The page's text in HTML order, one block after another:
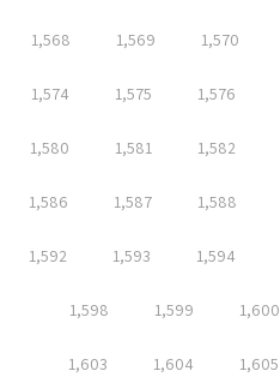
1,568 1,569 1,570
1,574 1,575 1,576
1,580 1,581 1,582
1,586 1,587 1,588
1,592 1,593 1,594
1,598 1,599 1,600
1,603 1,604 1,605